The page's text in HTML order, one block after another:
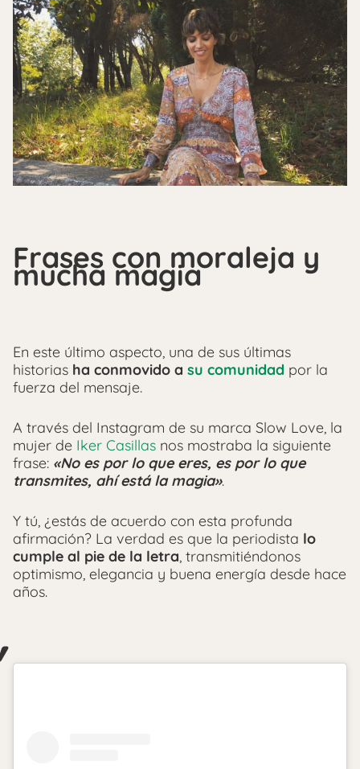
Frases con moraleja y
mucha magia
En este último aspecto, una de sus últimas
historias ha conmovido a su comunidad por la
fuerza del mensaje.
A través del Instagram de su marca Slow Love, la
mujer de Iker Casillas nos mostraba la siguiente
frase: «No es por lo que eres, es por lo que
transmites, ahí está la magia».
Y tú, ¿estás de acuerdo con esta profunda
afirmación? La verdad es que la periodista lo
cumple al pie de la letra, transmitiéndonos
optimismo, elegancia y buena energía desde hace
años.